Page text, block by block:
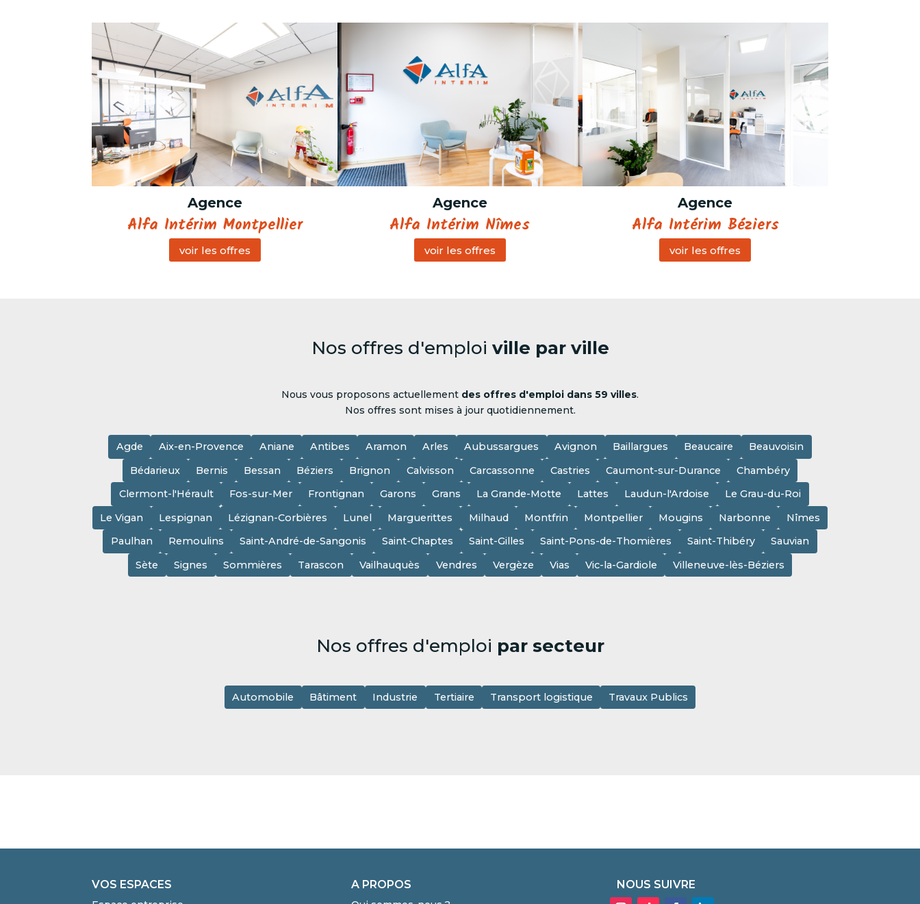
Agence
Alfa Intérim Montpellier
voir les offres
Agence
Alfa Intérim Nîmes
voir les offres
Agence
Alfa Intérim Béziers
voir les offres
Nos offres d'emploi ville par ville
Nous vous proposons actuellement des offres d'emploi dans 59 villes.
Nos offres sont mises à jour quotidiennement.
Agde Aix-en-Provence Aniane Antibes Aramon Arles Aubussargues Avignon Baillargues Beaucaire
Beauvoisin
Bédarieux
Bernis Bessan Béziers Brignon Calvisson Carcassonne Castries Caumont-sur-Durance
Chambéry
Clermont-l'Hérault
Fos-sur-Mer Frontignan Garons Grans La Grande-Motte Lattes Laudun-l'Ardoise
Le Grau-du-Roi
Le Vigan
Lespignan Lézignan-Corbières Lunel Marguerittes Milhaud Montfrin Montpellier Mougins Narbonne
Nîmes
Paulhan
Remoulins Saint-André-de-Sangonis Saint-Chaptes Saint-Gilles Saint-Pons-de-Thomières Saint-Thibéry
Sauvian
Sète
Signes Sommières Tarascon Vailhauquès Vendres Vergèze Vias Vic-la-Gardiole Villeneuve-lès-Béziers
Nos offres d'emploi par secteur
Automobile Bâtiment Industrie Tertiaire Transport logistique Travaux Publics
VOS ESPACES A PROPOS NOUS SUIVRE